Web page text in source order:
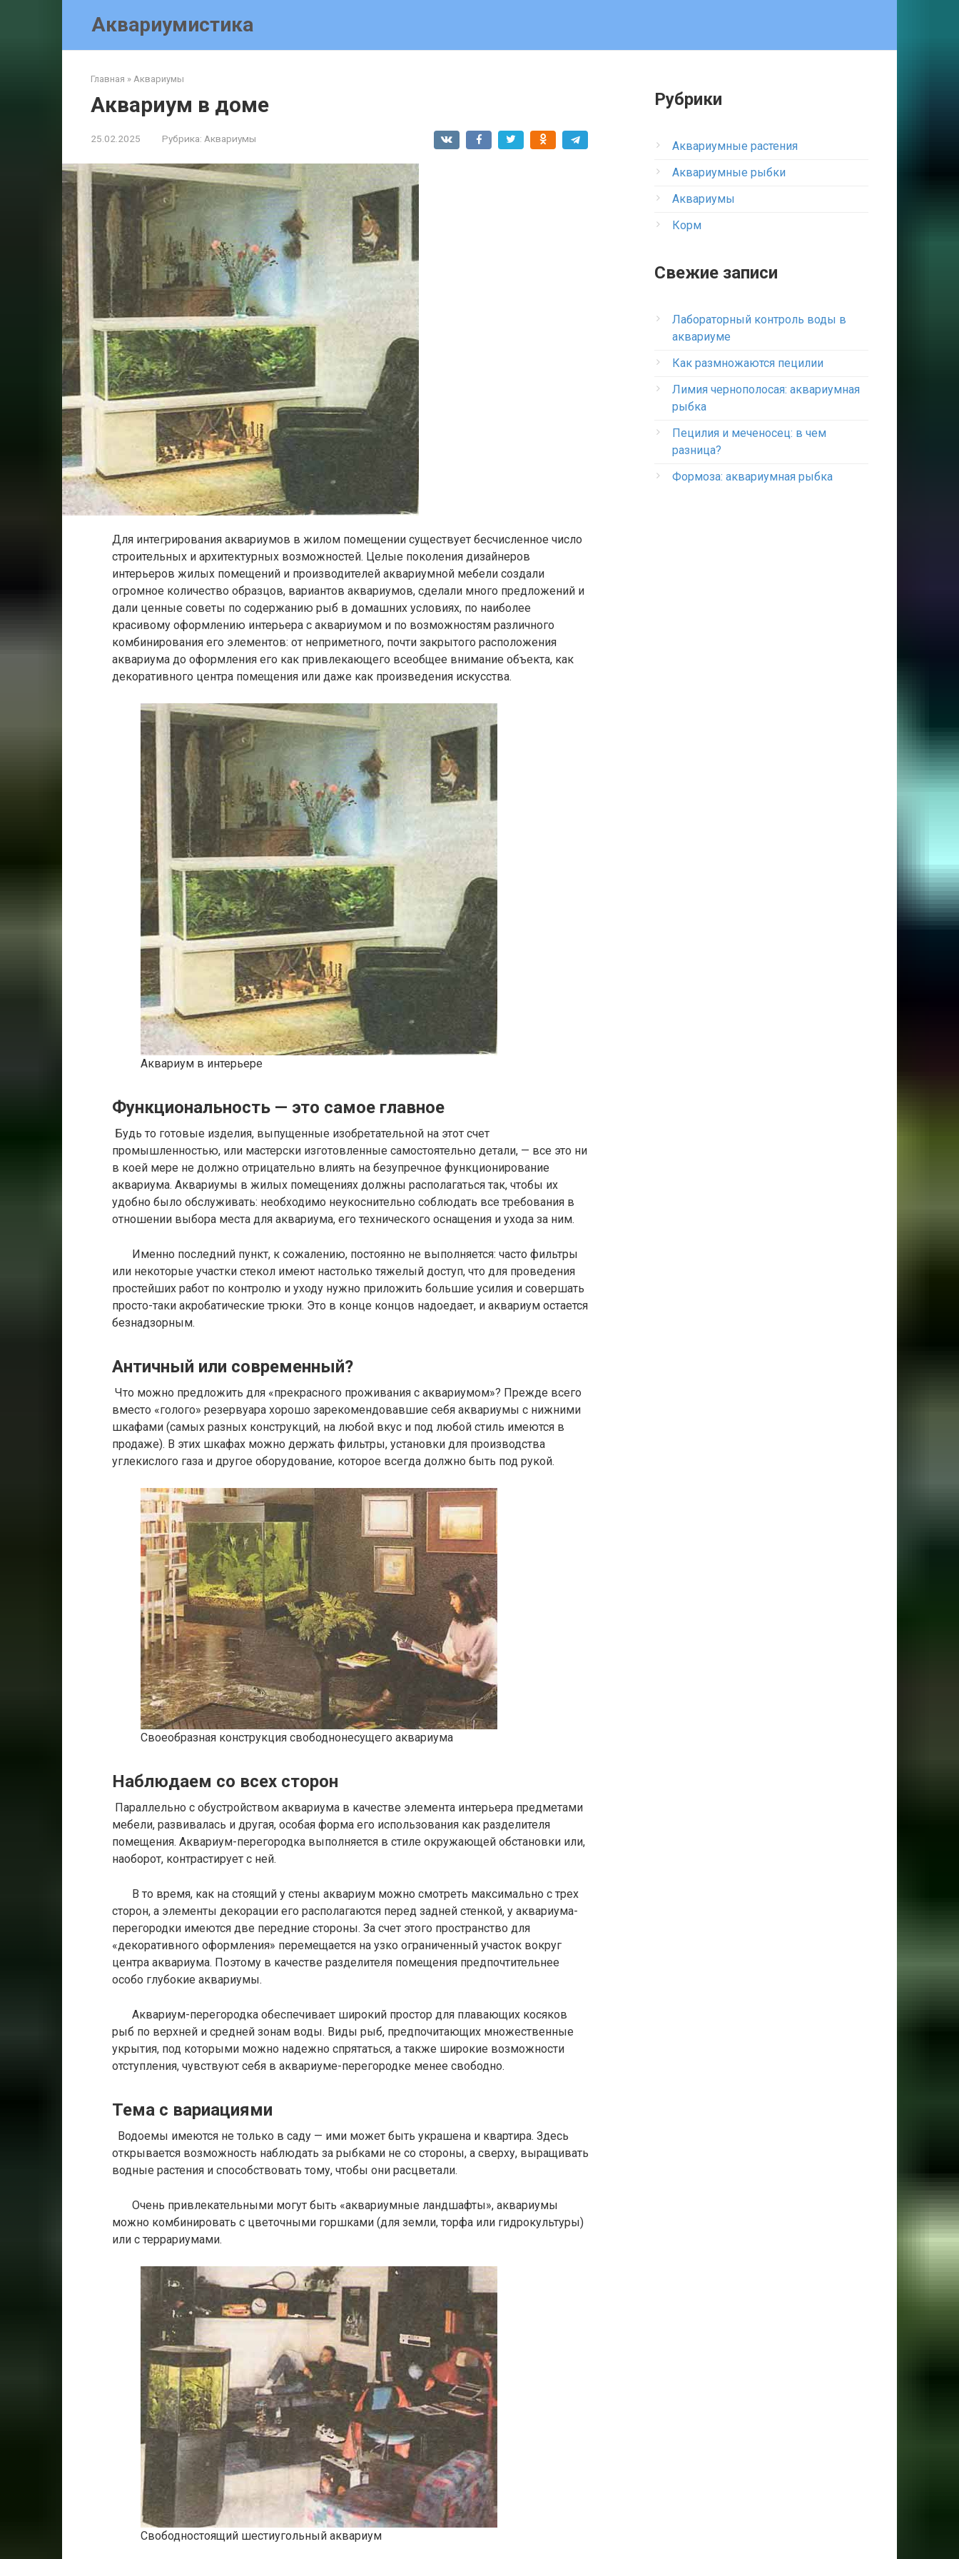
Аквариумистика
Главная » Аквариумы
Аквариум в доме
25.02.2025 Рубрика: Аквариумы
Для интегрирования аквариумов в жилом помещении существует бесчисленное число
строительных и архитектурных возможностей. Целые поколения дизайнеров
интерьеров жилых помещений и производителей аквариумной мебели создали
огромное количество образцов, вариантов аквариумов, сделали много предложений и
дали ценные советы по содержанию рыб в домашних условиях, по наиболее
красивому оформлению интерьера с аквариумом и по возможностям различного
комбинирования его элементов: от неприметного, почти закрытого расположения
аквариума до оформления его как привлекающего всеобщее внимание объекта, как
декоративного центра помещения или даже как произведения искусства.
Аквариум в интерьере
Функциональность — это самое главное
Будь то готовые изделия, выпущенные изобретательной на этот счет
промышленностью, или мастерски изготовленные самостоятельно детали, — все это ни
в коей мере не должно отрицательно влиять на безупречное функционирование
аквариума. Аквариумы в жилых помещениях должны располагаться так, чтобы их
удобно было обслуживать: необходимо неукоснительно соблюдать все требования в
отношении выбора места для аквариума, его технического оснащения и ухода за ним.
Именно последний пункт, к сожалению, постоянно не выполняется: часто фильтры
или некоторые участки стекол имеют настолько тяжелый доступ, что для проведения
простейших работ по контролю и уходу нужно приложить большие усилия и совершать
просто-таки акробатические трюки. Это в конце концов надоедает, и аквариум остается
безнадзорным.
Античный или современный?
Что можно предложить для «прекрасного проживания с аквариумом»? Прежде всего
вместо «голого» резервуара хорошо зарекомендовавшие себя аквариумы с нижними
шкафами (самых разных конструкций, на любой вкус и под любой стиль имеются в
продаже). В этих шкафах можно держать фильтры, установки для производства
углекислого газа и другое оборудование, которое всегда должно быть под рукой.
Своеобразная конструкция свободнонесущего аквариума
Наблюдаем со всех сторон
Параллельно с обустройством аквариума в качестве элемента интерьера предметами
мебели, развивалась и другая, особая форма его использования как разделителя
помещения. Аквариум-перегородка выполняется в стиле окружающей обстановки или,
наоборот, контрастирует с ней.
В то время, как на стоящий у стены аквариум можно смотреть максимально с трех
сторон, а элементы декорации его располагаются перед задней стенкой, у аквариума-
перегородки имеются две передние стороны. За счет этого пространство для
«декоративного оформления» перемещается на узко ограниченный участок вокруг
центра аквариума. Поэтому в качестве разделителя помещения предпочтительнее
особо глубокие аквариумы.
Аквариум-перегородка обеспечивает широкий простор для плавающих косяков
рыб по верхней и средней зонам воды. Виды рыб, предпочитающих множественные
укрытия, под которыми можно надежно спрятаться, а также широкие возможности
отступления, чувствуют себя в аквариуме-перегородке менее свободно.
Тема с вариациями
Водоемы имеются не только в саду — ими может быть украшена и квартира. Здесь
открывается возможность наблюдать за рыбками не со стороны, а сверху, выращивать
водные растения и способствовать тому, чтобы они расцветали.
Очень привлекательными могут быть «аквариумные ландшафты», аквариумы
можно комбинировать с цветочными горшками (для земли, торфа или гидрокультуры)
или с террариумами.
Свободностоящий шестиугольный аквариум
Рубрики
Аквариумные растения
Аквариумные рыбки
Аквариумы
Корм
Свежие записи
Лабораторный контроль воды в
аквариуме
Как размножаются пецилии
Лимия чернополосая: аквариумная
рыбка
Пецилия и меченосец: в чем
разница?
Формоза: аквариумная рыбка